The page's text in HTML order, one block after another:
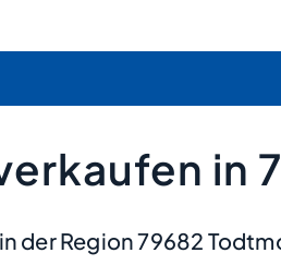
in
der Region 79682